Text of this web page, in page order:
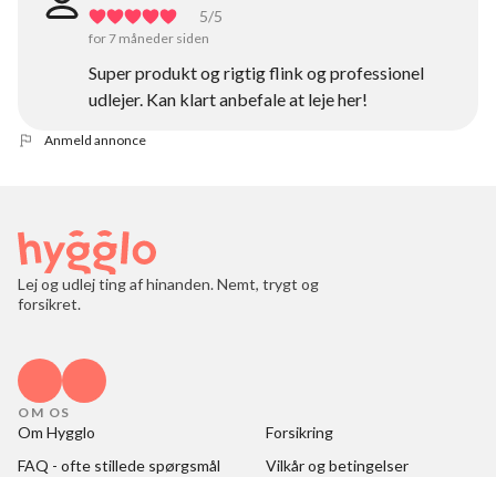
5/5
for 7 måneder siden
Super produkt og rigtig flink og professionel
udlejer. Kan klart anbefale at leje her!
Anmeld annonce
Lej og udlej ting af hinanden. Nemt, trygt og
forsikret.
OM OS
Om Hygglo
Forsikring
FAQ - ofte stillede spørgsmål
Vilkår og betingelser